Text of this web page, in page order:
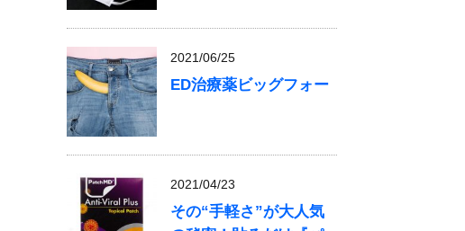
2021/06/25
ED治療薬ビッグフォー
2021/04/23
その“手軽さ”が大人気